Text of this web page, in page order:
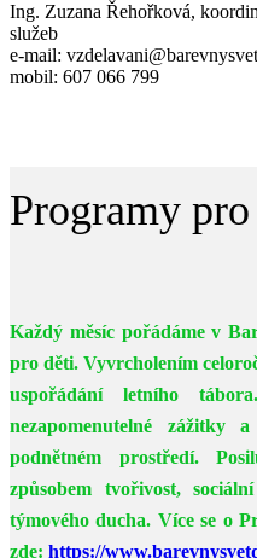
Ing. Zuzana Řehořková,
služeb
e-mail:
mobil: 607 066 799
Programy
Každý měsíc pořádáme v
pro děti. Vyvrcholením
uspořádání letního
nezapomenutelné zážitky
podnětném prostředí.
způsobem tvořivost,
týmového ducha. Více se o
zde: https://